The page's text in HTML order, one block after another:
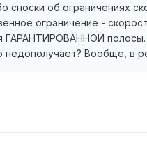
сноски об ограничениях
ограничение -
ГАРАНТИРОВАННОЙ
недополучает? Вообще, в